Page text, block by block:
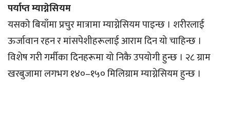
पर्याप्त म्याग्नेसियम
यसको बियाँमा प्रचुर मात्रामा म्याग्नेसियम पाइन्छ । शरीरलाई
ऊर्जावान रहन र मांसपेशीहरूलाई आराम दिन यो चाहिन्छ ।
विशेष गरी गर्मीका दिनहरूमा यो निकै उपयोगी हुन्छ । २८ ग्राम
खरबुजामा लगभग १४०–१५० मिलिग्राम म्याग्नेसियम हुन्छ ।